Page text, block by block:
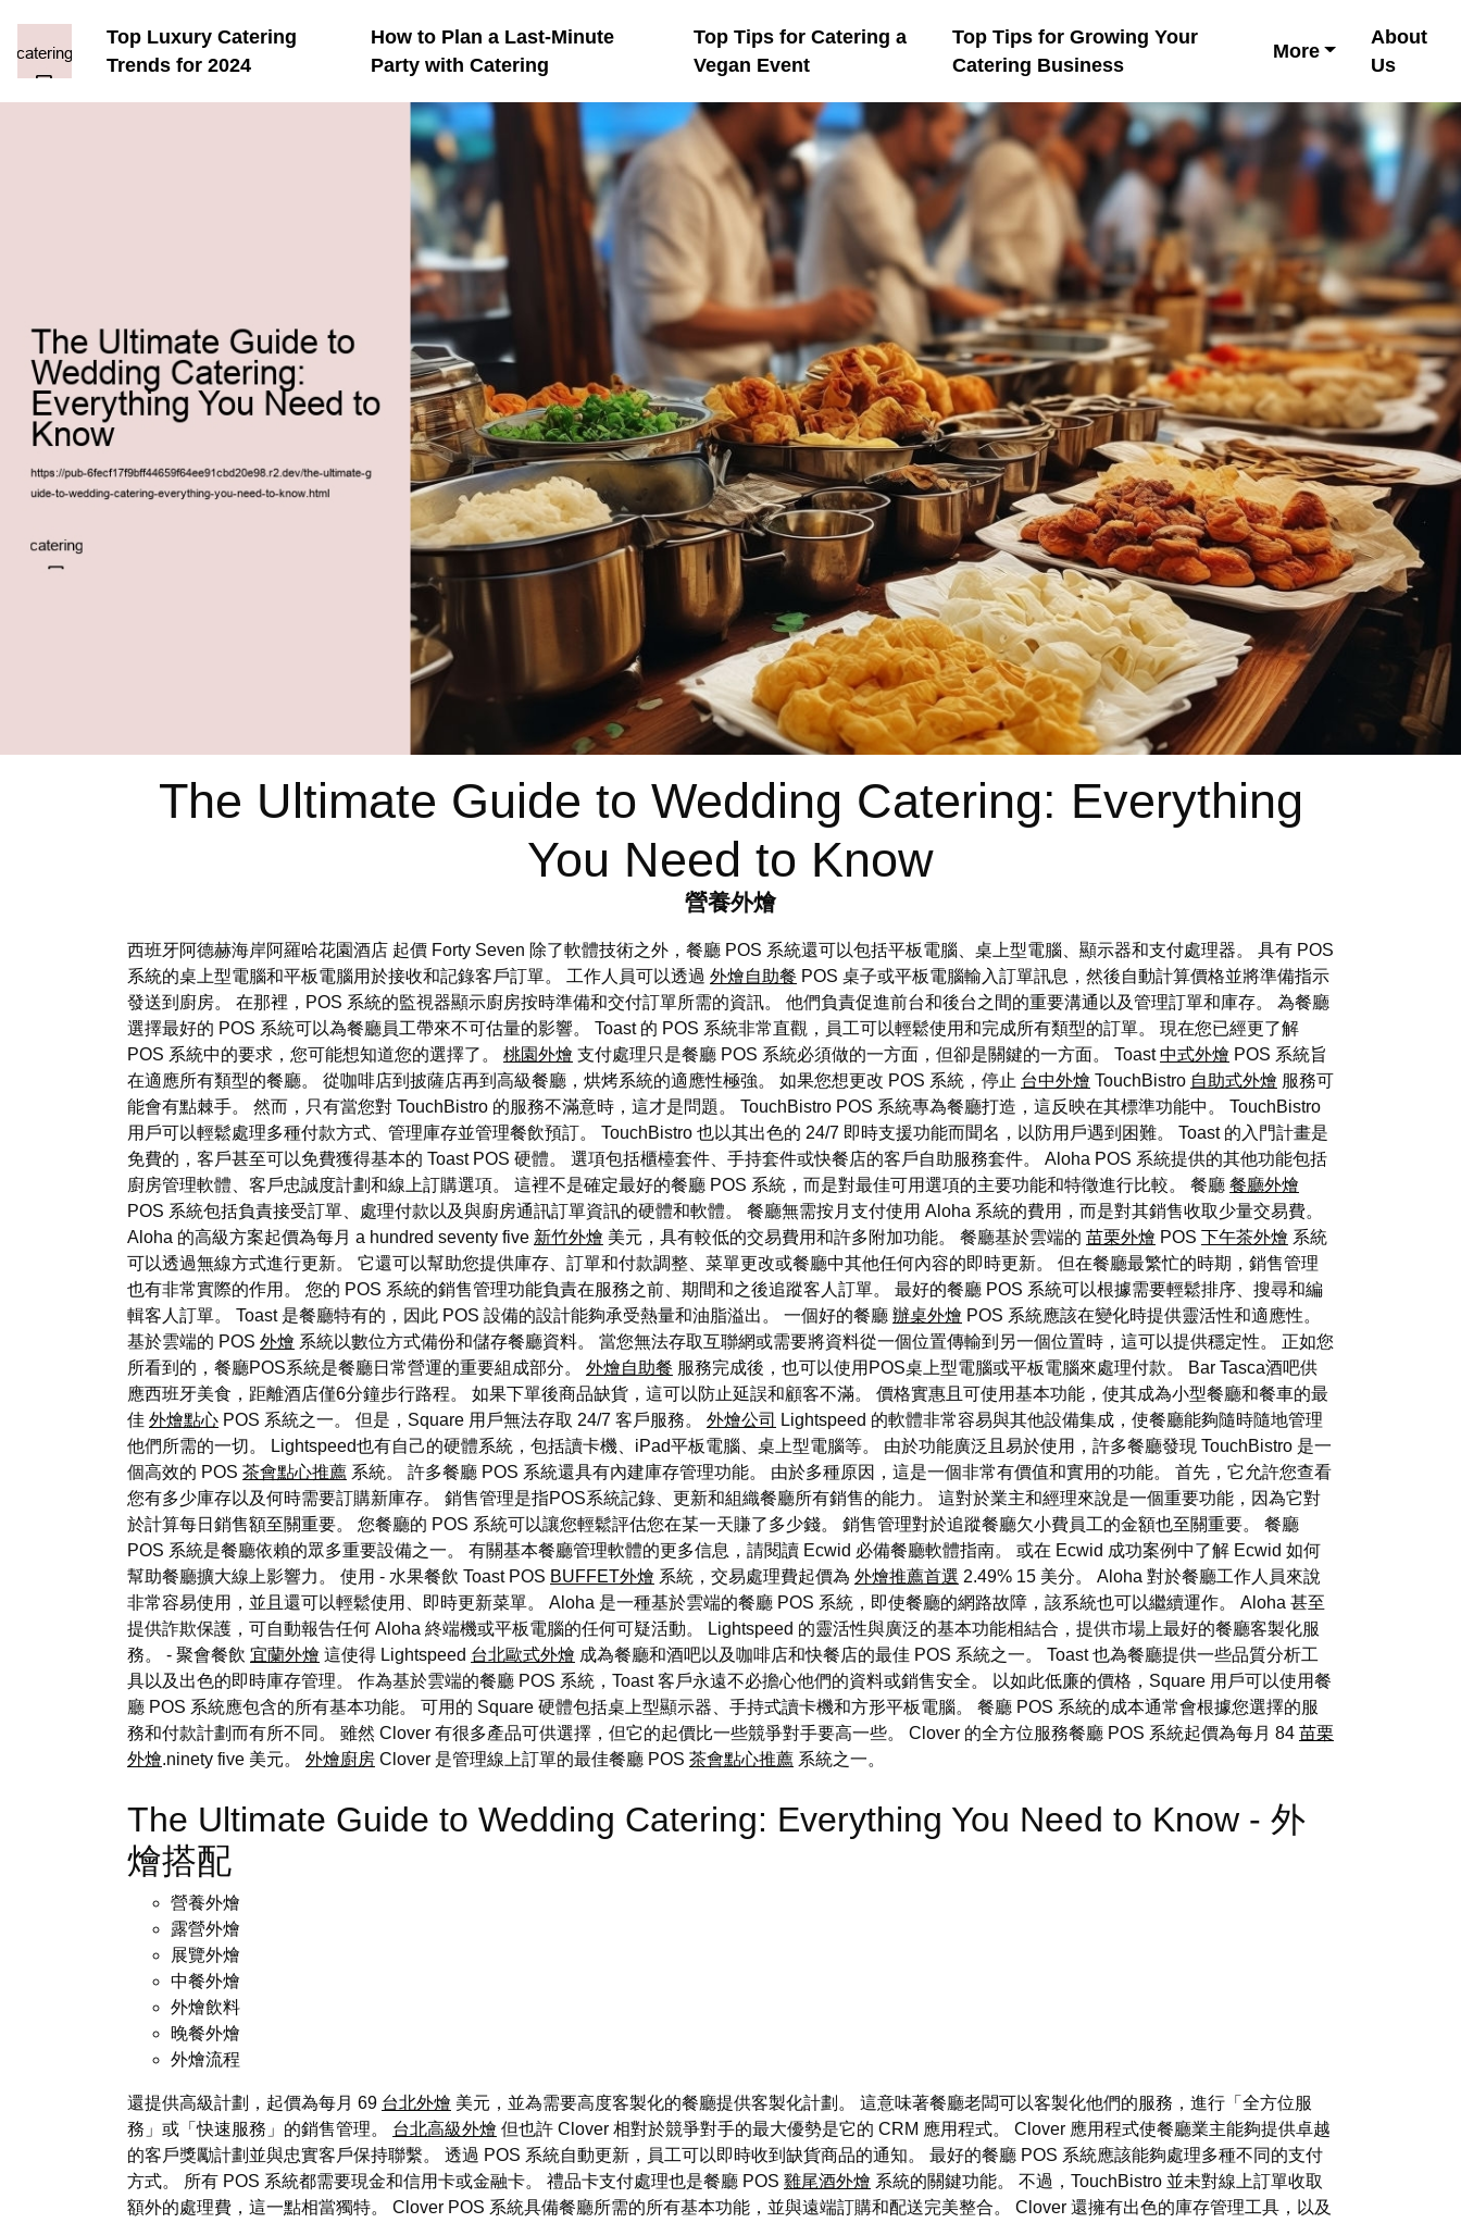
Top Luxury Catering
Trends for 2024
How to Plan a Last-Minute
Party with Catering
Top Tips for Catering a
Vegan Event
Top Tips for Growing Your
Catering Business
More
About
Us
The Ultimate Guide to Wedding Catering: Everything
You Need to Know
營養外燴
西班牙阿德赫海岸阿羅哈花園酒店 起價 Forty Seven 除了軟體技術之外，餐廳 POS 系統還可以包括平板電腦、桌上型電腦、顯示器和支付處理器。 具有 POS
系統的桌上型電腦和平板電腦用於接收和記錄客戶訂單。 工作人員可以透過 外燴自助餐 POS 桌子或平板電腦輸入訂單訊息，然後自動計算價格並將準備指示
發送到廚房。 在那裡，POS 系統的監視器顯示廚房按時準備和交付訂單所需的資訊。 他們負責促進前台和後台之間的重要溝通以及管理訂單和庫存。 為餐廳
選擇最好的 POS 系統可以為餐廳員工帶來不可估量的影響。 Toast 的 POS 系統非常直觀，員工可以輕鬆使用和完成所有類型的訂單。 現在您已經更了解
POS 系統中的要求，您可能想知道您的選擇了。 桃園外燴 支付處理只是餐廳 POS 系統必須做的一方面，但卻是關鍵的一方面。 Toast中式外燴 POS 系統旨
在適應所有類型的餐廳。 從咖啡店到披薩店再到高級餐廳，烘烤系統的適應性極強。 如果您想更改 POS 系統，停止 台中外燴 TouchBistro 自助式外燴 服務可
能會有點棘手。 然而，只有當您對 TouchBistro 的服務不滿意時，這才是問題。 TouchBistro POS 系統專為餐廳打造，這反映在其標準功能中。 TouchBistro
用戶可以輕鬆處理多種付款方式、管理庫存並管理餐飲預訂。 TouchBistro 也以其出色的 24/7 即時支援功能而聞名，以防用戶遇到困難。 Toast 的入門計畫是
免費的，客戶甚至可以免費獲得基本的 Toast POS 硬體。 選項包括櫃檯套件、手持套件或快餐店的客戶自助服務套件。 Aloha POS 系統提供的其他功能包括
廚房管理軟體、客戶忠誠度計劃和線上訂購選項。 這裡不是確定最好的餐廳 POS 系統，而是對最佳可用選項的主要功能和特徵進行比較。 餐廳 餐廳外燴
POS 系統包括負責接受訂單、處理付款以及與廚房通訊訂單資訊的硬體和軟體。 餐廳無需按月支付使用 Aloha 系統的費用，而是對其銷售收取少量交易費。
Aloha 的高級方案起價為每月 a hundred seventy five 新竹外燴 美元，具有較低的交易費用和許多附加功能。 餐廳基於雲端的 苗栗外燴 POS 下午茶外燴 系統
可以透過無線方式進行更新。 它還可以幫助您提供庫存、訂單和付款調整、菜單更改或餐廳中其他任何內容的即時更新。 但在餐廳最繁忙的時期，銷售管理
也有非常實際的作用。 您的 POS 系統的銷售管理功能負責在服務之前、期間和之後追蹤客人訂單。 最好的餐廳 POS 系統可以根據需要輕鬆排序、搜尋和編
輯客人訂單。 Toast 是餐廳特有的，因此 POS 設備的設計能夠承受熱量和油脂溢出。 一個好的餐廳 辦桌外燴 POS 系統應該在變化時提供靈活性和適應性。
基於雲端的 POS 外燴 系統以數位方式備份和儲存餐廳資料。 當您無法存取互聯網或需要將資料從一個位置傳輸到另一個位置時，這可以提供穩定性。 正如您
所看到的，餐廳POS系統是餐廳日常營運的重要組成部分。 外燴自助餐 服務完成後，也可以使用POS桌上型電腦或平板電腦來處理付款。 Bar Tasca酒吧供
應西班牙美食，距離酒店僅6分鐘步行路程。 如果下單後商品缺貨，這可以防止延誤和顧客不滿。 價格實惠且可使用基本功能，使其成為小型餐廳和餐車的最
佳 外燴點心 POS 系統之一。 但是，Square 用戶無法存取 24/7 客戶服務。 外燴公司
Lightspeed 的軟體非常容易與其他設備集成，使餐廳能夠隨時隨地管理
他們所需的一切。 Lightspeed也有自己的硬體系統，包括讀卡機、iPad平板電腦、桌上型電腦等。 由於功能廣泛且易於使用，許多餐廳發現 TouchBistro 是一
個高效的 POS 茶會點心推薦 系統。 許多餐廳 POS 系統還具有內建庫存管理功能。 由於多種原因，這是一個非常有價值和實用的功能。 首先，它允許您查看
您有多少庫存以及何時需要訂購新庫存。 銷售管理是指POS系統記錄、更新和組織餐廳所有銷售的能力。 這對於業主和經理來說是一個重要功能，因為它對
於計算每日銷售額至關重要。 您餐廳的 POS 系統可以讓您輕鬆評估您在某一天賺了多少錢。 銷售管理對於追蹤餐廳欠小費員工的金額也至關重要。 餐廳
POS 系統是餐廳依賴的眾多重要設備之一。 有關基本餐廳管理軟體的更多信息，請閱讀 Ecwid 必備餐廳軟體指南。 或在 Ecwid 成功案例中了解 Ecwid 如何
幫助餐廳擴大線上影響力。 使用 - 水果餐飲 Toast POS BUFFET外燴 系統，交易處理費起價為 外燴推薦首選 2.49% 15 美分。 Aloha 對於餐廳工作人員來說
非常容易使用，並且還可以輕鬆使用、即時更新菜單。 Aloha 是一種基於雲端的餐廳 POS 系統，即使餐廳的網路故障，該系統也可以繼續運作。 Aloha 甚至
提供詐欺保護，可自動報告任何 Aloha 終端機或平板電腦的任何可疑活動。 Lightspeed 的靈活性與廣泛的基本功能相結合，提供市場上最好的餐廳客製化服
務。 - 聚會餐飲 宜蘭外燴 這使得 Lightspeed 台北歐式外燴 成為餐廳和酒吧以及咖啡店和快餐店的最佳 POS 系統之一。 Toast 也為餐廳提供一些品質分析工
具以及出色的即時庫存管理。 作為基於雲端的餐廳 POS 系統，Toast 客戶永遠不必擔心他們的資料或銷售安全。 以如此低廉的價格，Square 用戶可以使用餐
廳 POS 系統應包含的所有基本功能。 可用的 Square 硬體包括桌上型顯示器、手持式讀卡機和方形平板電腦。 餐廳 POS 系統的成本通常會根據您選擇的服
務和付款計劃而有所不同。 雖然 Clover 有很多產品可供選擇，但它的起價比一些競爭對手要高一些。 Clover 的全方位服務餐廳 POS 系統起價為每月 84 苗栗
外燴.ninety five 美元。 外燴廚房 Clover 是管理線上訂單的最佳餐廳 POS 茶會點心推薦 系統之一。
The Ultimate Guide to Wedding Catering: Everything You Need to Know - 外
燴搭配
營養外燴
露營外燴
展覽外燴
中餐外燴
外燴飲料
晚餐外燴
外燴流程
還提供高級計劃，起價為每月 69 台北外燴 美元，並為需要高度客製化的餐廳提供客製化計劃。 這意味著餐廳老闆可以客製化他們的服務，進行「全方位服
務」或「快速服務」的銷售管理。 台北高級外燴 但也許 Clover 相對於競爭對手的最大優勢是它的 CRM 應用程式。 Clover 應用程式使餐廳業主能夠提供卓越
的客戶獎勵計劃並與忠實客戶保持聯繫。 透過 POS 系統自動更新，員工可以即時收到缺貨商品的通知。 最好的餐廳 POS 系統應該能夠處理多種不同的支付
方式。 所有 POS 系統都需要現金和信用卡或金融卡。 禮品卡支付處理也是餐廳 POS 雞尾酒外燴 系統的關鍵功能。 不過，TouchBistro 並未對線上訂單收取
額外的處理費，這一點相當獨特。 Clover POS 系統具備餐廳所需的所有基本功能，並與遠端訂購和配送完美整合。 Clover 還擁有出色的庫存管理工具，以及